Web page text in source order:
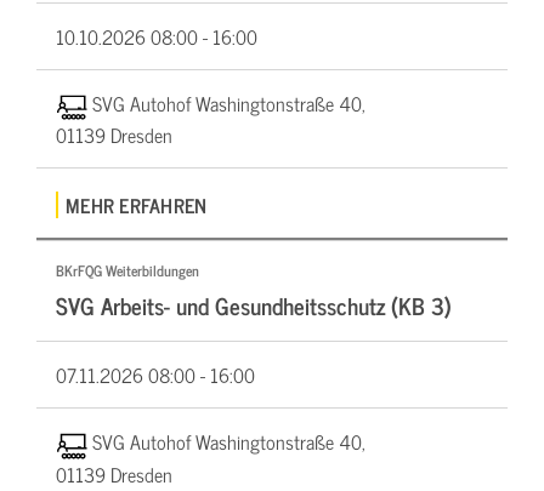
10.10.202608:00 - 16:00
SVG Autohof Washingtonstraße 40,
01139 Dresden
MEHR ERFAHREN
BKrFQG Weiterbildungen
SVG Arbeits- und Gesundheitsschutz (KB 3)
07.11.202608:00 - 16:00
SVG Autohof Washingtonstraße 40,
01139 Dresden